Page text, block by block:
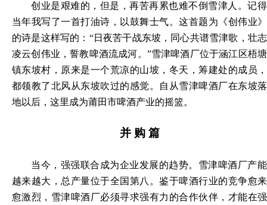
创业是艰难的，但是，再苦再累也难不倒雪津人。记得
当年我写了一首打油诗，以鼓舞士气。这首题为《创伟业》
的诗是这样写的： “日夜苦干战东坡，同心共谱雪津歌，壮志
凌云创伟业，誓教啤酒流成河。”雪津啤酒厂位于涵江区梧塘
镇东坡村，原来是一个荒凉的山坡，冬天，筹建处的成员，
都领教了北风从东坡吹过的感觉。自从雪津啤酒厂在东坡落
地以后，这里成为莆田市啤酒产业的摇篮。
并 购 篇
当今，强强联合成为企业发展的趋势。雪津啤酒厂产能
越来越大，总产量位于全国第八。鉴于啤酒行业的竞争愈来
愈激烈，雪津啤酒厂必须寻求强有力的合作伙伴，才能在强